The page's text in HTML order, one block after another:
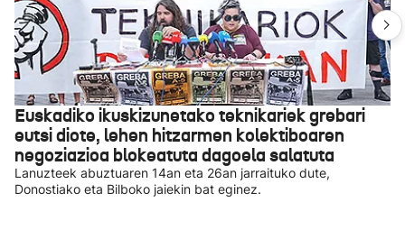
Euskadiko ikuskizunetako teknikariek grebari
eutsi diote, lehen hitzarmen kolektiboaren
negoziazioa blokeatuta dagoela salatuta
Lanuzteek abuztuaren 14an eta 26an jarraituko dute,
Donostiako eta Bilboko jaiekin bat eginez.